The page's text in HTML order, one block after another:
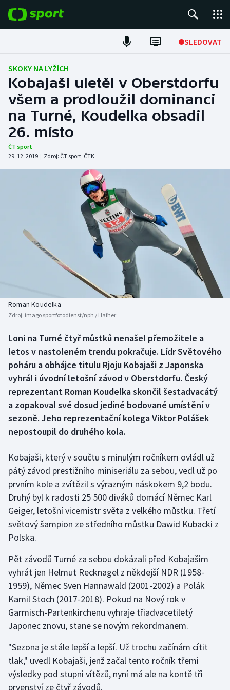
SLEDOVAT
Fotbal
Hokej
Tenis
Atletika
Baseball a softbal
Basketbal
Boby a skeleton
Box
Curling
Florbal
Futsal
Golf
Gymnastika
Házená
Jezdectví
Judo
Krasobruslení
Lezení
Lyže a snowboard
Moderní pětiboj
Motorsport
Soutěže
Historické návraty
AZ kvíz
SKOKY NA LYŽÍCH
Kobajaši uletěl v Oberstdorfu
všem a prodloužil dominanci
na Turné, Koudelka obsadil
26. místo
ČT sport
29. 12. 2019 | Zdroj: ČT sport, ČTK
Roman Koudelka
Zdroj: imago sportfotodienst/nph / Hafner
Loni na Turné čtyř můstků nenašel přemožitele a
letos v nastoleném trendu pokračuje. Lídr Světového
poháru a obhájce titulu Rjoju Kobajaši z Japonska
vyhrál i úvodní letošní závod v Oberstdorfu. Český
reprezentant Roman Koudelka skončil šestadvacátý
a zopakoval své dosud jediné bodované umístění v
sezoně. Jeho reprezentační kolega Viktor Polášek
nepostoupil do druhého kola.
Kobajaši, který v součtu s minulým ročníkem ovládl už
pátý závod prestižního miniseriálu za sebou, vedl už po
prvním kole a zvítězil s výrazným náskokem 9,2 bodu.
Druhý byl k radosti 25 500 diváků domácí Němec Karl
Geiger, letošní vicemistr světa z velkého můstku. Třetí
světový šampion ze středního můstku Dawid Kubacki z
Polska.
Pět závodů Turné za sebou dokázali před Kobajašim
vyhrát jen Helmut Recknagel z někdejší NDR (1958-
1959), Němec Sven Hannawald (2001-2002) a Polák
Kamil Stoch (2017-2018). Pokud na Nový rok v
Garmisch-Partenkirchenu vyhraje třiadvacetiletý
Japonec znovu, stane se novým rekordmanem.
"Sezona je stále lepší a lepší. Už trochu začínám cítit
tlak," uvedl Kobajaši, jenž začal tento ročník třemi
výsledky pod stupni vítězů, nyní má ale na kontě tři
prvenství ze čtyř závodů.